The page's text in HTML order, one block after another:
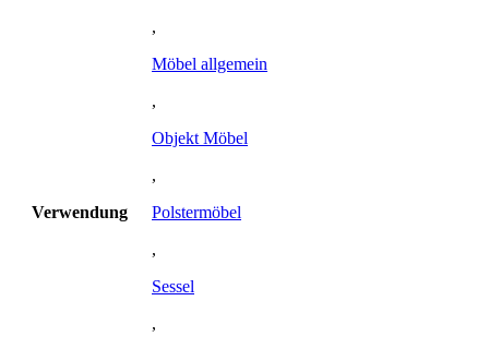
Verwendung
,
Möbel allgemein
,
Objekt Möbel
,
Polstermöbel
,
Sessel
,